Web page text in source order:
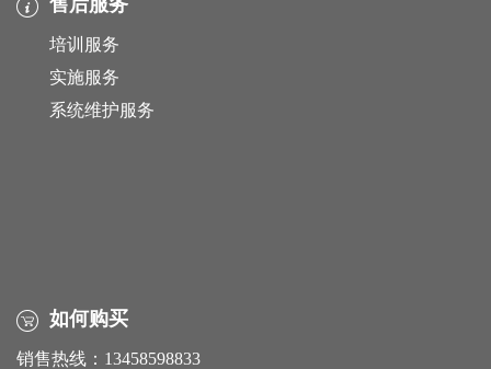
售后服务
培训服务
实施服务
系统维护服务
如何购买
销售热线：13458598833